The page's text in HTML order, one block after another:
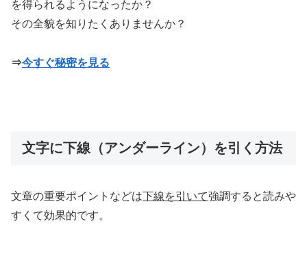
を得られるようになったか？
その全貌を知りたくありませんか？
⇒今すぐ秘密を見る
文字に下線（アンダーライン）を引く方法
文章の重要ポイントなどは下線を引いて強調すると読みや
すくて効果的です。